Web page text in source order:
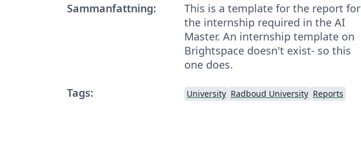
Sammanfattning:
This is a template for the report for
the internship required in the AI
Master. An internship template on
Brightspace doesn't exist- so this
one does.
Tags:
University Radboud University Reports